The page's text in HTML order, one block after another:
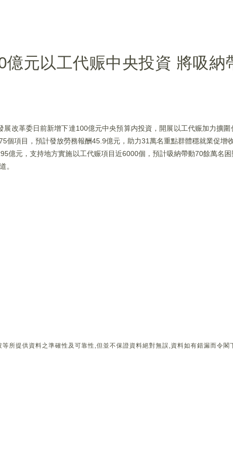
元以工代赈中央投資 將吸納
展改革委日前新增下達100億元中央預算内投資，開展以工代赈加力擴
個項目，預計發放勞務報酬45.9億元，助力31萬名重點群體穩就業促增
億元，支持地方實施以工代赈項目近6000個，預計吸納帶動70餘萬名
。
所提供資料之準確性及可靠性,但並不保證資料絕對無誤,資料如有錯漏而令閣